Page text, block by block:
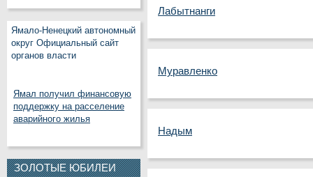
Ямало-Ненецкий автономный
округ Официальный сайт
органов власти
Ямал получил финансовую
поддержку на расселение
аварийного жилья
ЗОЛОТЫЕ ЮБИЛЕИ
Лабытнанги
Муравленко
Надым